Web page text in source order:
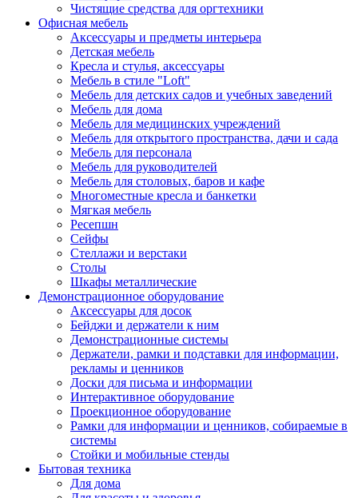
Чистящие средства для оргтехники
Офисная мебель
Аксессуары и предметы интерьера
Детская мебель
Кресла и стулья, аксессуары
Мебель в стиле "Loft"
Мебель для детских садов и учебных заведений
Мебель для дома
Мебель для медицинских учреждений
Мебель для открытого пространства, дачи и сада
Мебель для персонала
Мебель для руководителей
Мебель для столовых, баров и кафе
Многоместные кресла и банкетки
Мягкая мебель
Ресепшн
Сейфы
Стеллажи и верстаки
Столы
Шкафы металлические
Демонстрационное оборудование
Аксессуары для досок
Бейджи и держатели к ним
Демонстрационные системы
Держатели, рамки и подставки для информации,
рекламы и ценников
Доски для письма и информации
Интерактивное оборудование
Проекционное оборудование
Рамки для информации и ценников, собираемые в
системы
Стойки и мобильные стенды
Бытовая техника
Для дома